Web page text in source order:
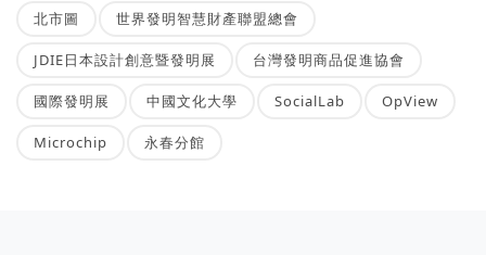
北市圖 世界發明智慧財產聯盟總會
JDIE日本設計創意暨發明展 台灣發明商品促進協會
國際發明展 中國文化大學 SocialLab OpView
Microchip 永春分館